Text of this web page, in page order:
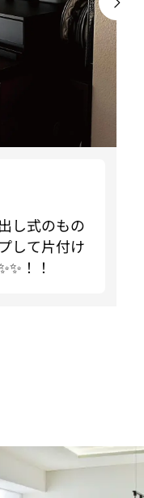
し式のもの
して片付け
！！